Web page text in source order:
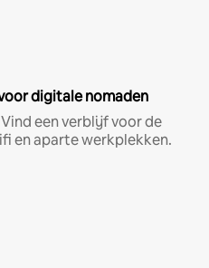
digitale nomaden
een verblijf voor de
en aparte werkplekken.